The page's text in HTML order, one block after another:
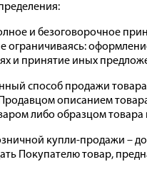
и безоговорочное
ограничиваясь:
и принятие иных
способ продажи
описанием
либо образцом
купли-продажи –
Покупателю товар,